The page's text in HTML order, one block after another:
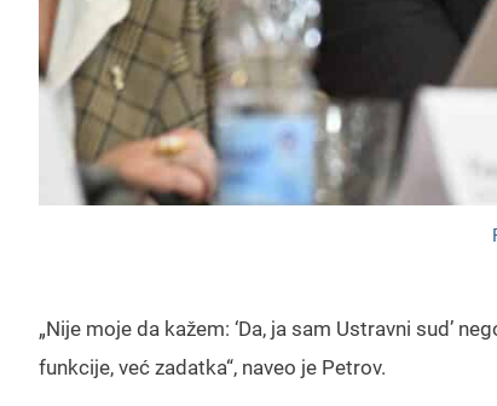
„Nije moje da kažem: ‘Da, ja sam Ustravni sud’
funkcije, već zadatka“, naveo je Petrov.